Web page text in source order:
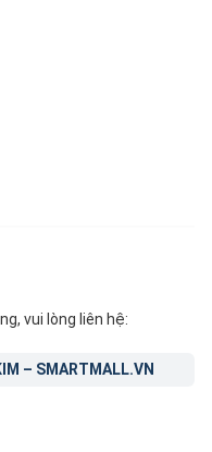
vui lòng liên hệ:
– SMARTMALL.VN